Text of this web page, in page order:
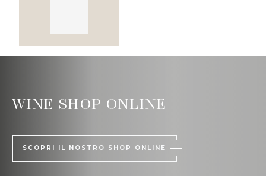
WINE SHOP ONLINE
SCOPRI IL NOSTRO SHOP ONLINE